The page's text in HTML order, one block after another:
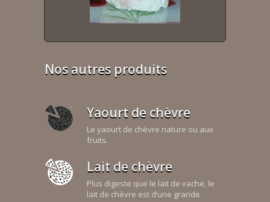
Nos autres produits
Yaourt de chèvre
Le yaourt de chèvre nature ou aux
fruits.
Lait de chèvre
Plus digeste que le lait de vache, le
lait de chèvre est d’une grande